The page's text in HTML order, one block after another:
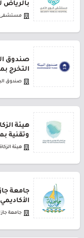
بالرياض
مستشفى
صندوق
التخرج
صندوق
هيئة
وتقنية
هيئة
جامعة
جامعة